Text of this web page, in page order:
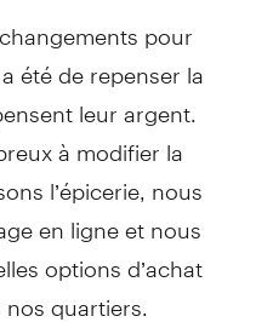
pour
été de repenser la
leur argent.
à modifier la
l’épicerie, nous
en ligne et nous
options d’achat
quartiers.